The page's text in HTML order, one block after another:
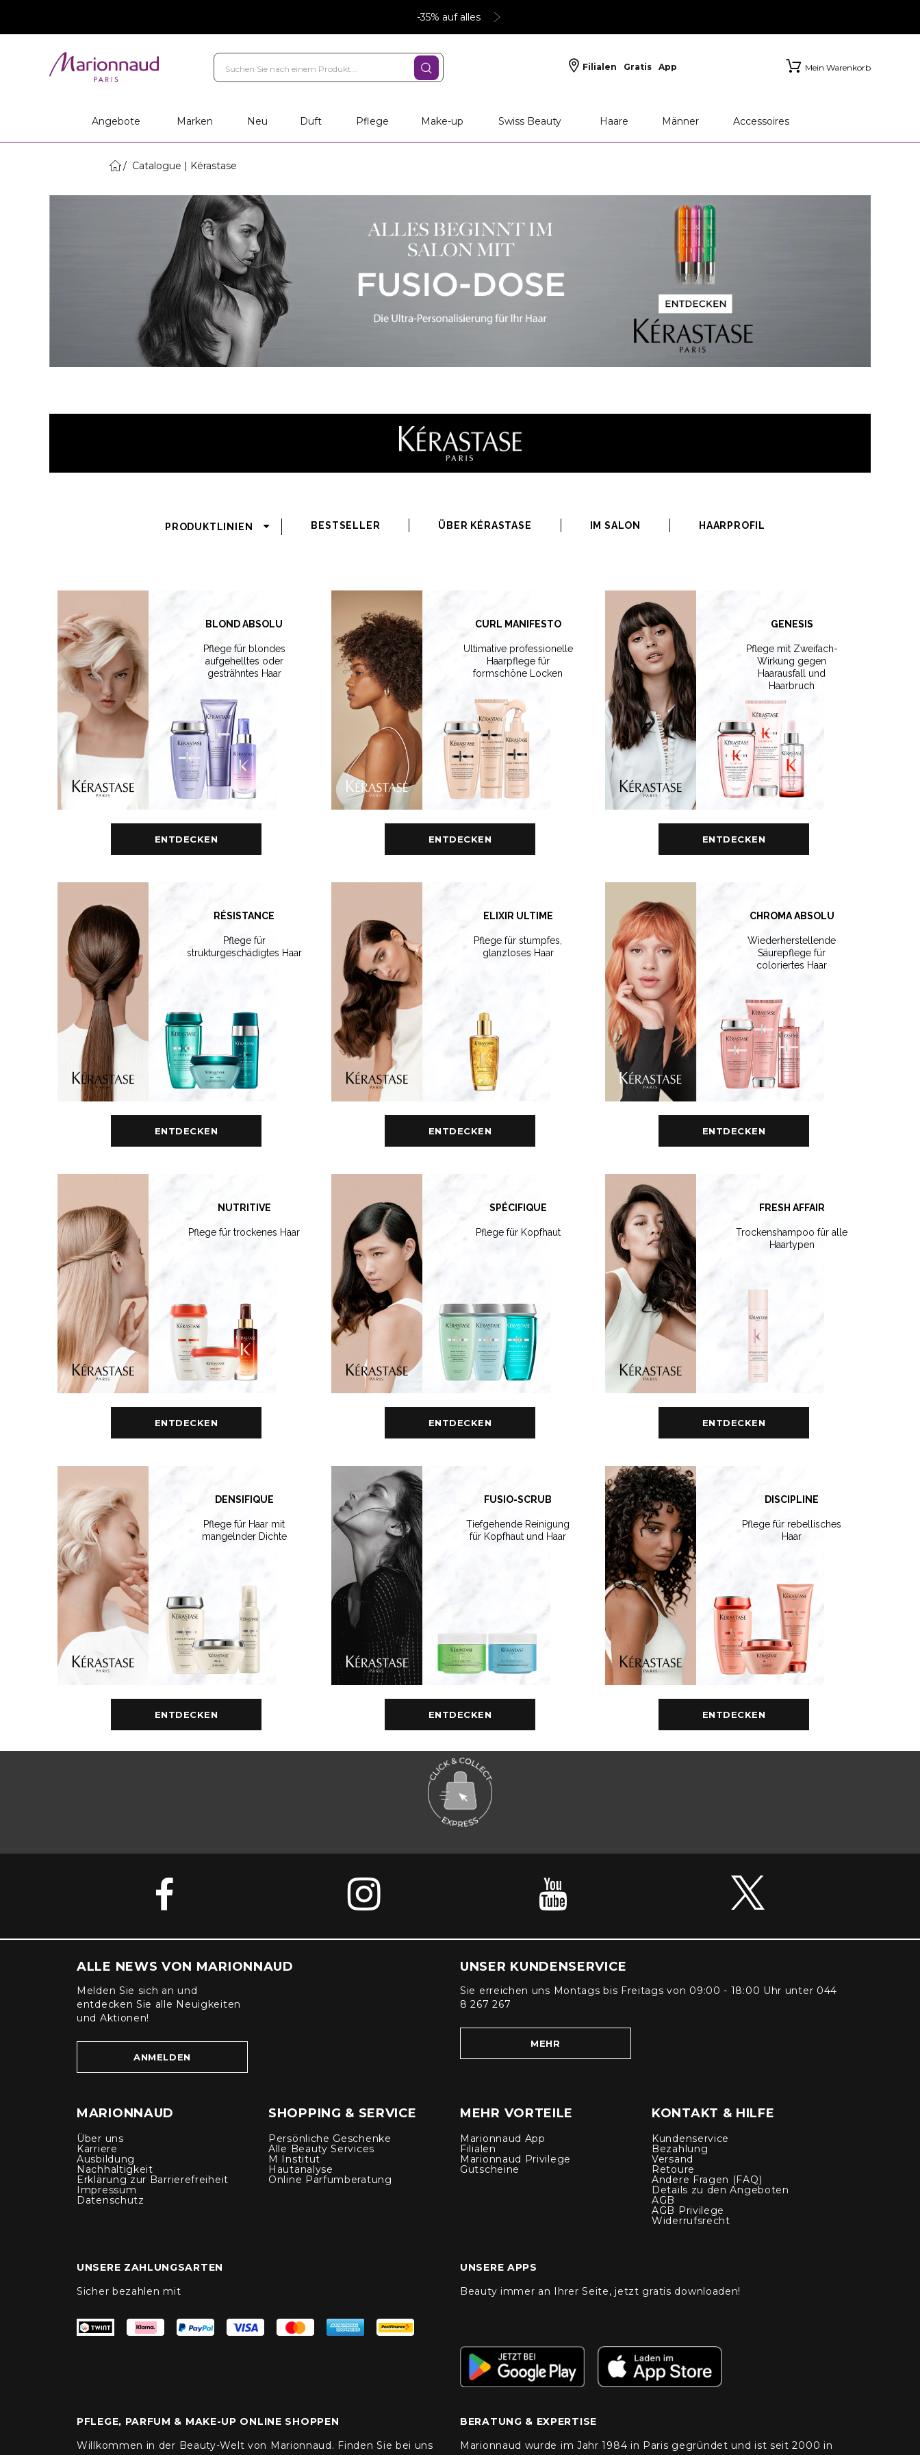
-35% auf alles
Filialen Gratis App Mein Warenkorb
Angebote Marken Neu Duft Pflege Make-up Swiss Beauty Haare Männer Accessoires
Catalogue | Kérastase
PRODUKTLINIEN BESTSELLER ÜBER KÉRASTASE IM SALON HAARPROFIL
BLOND ABSOLU
Pflege für blondes
aufgehelltes oder
gesträhntes Haar
ENTDECKEN
CURL MANIFESTO
Ultimative professionelle
Haarpflege für
formschöne Locken
ENTDECKEN
GENESIS
Pflege mit Zweifach-
Wirkung gegen
Haarausfall und
Haarbruch
ENTDECKEN
RÉSISTANCE
Pflege für
strukturgeschädigtes Haar
ENTDECKEN
ELIXIR ULTIME
Pflege für stumpfes,
glanzloses Haar
ENTDECKEN
CHROMA ABSOLU
Wiederherstellende
Säurepflege für
coloriertes Haar
ENTDECKEN
NUTRITIVE
Pflege für trockenes Haar
ENTDECKEN
SPÉCIFIQUE
Pflege für Kopfhaut
ENTDECKEN
FRESH AFFAIR
Trockenshampoo für alle
Haartypen
ENTDECKEN
DENSIFIQUE
Pflege für Haar mit
mangelnder Dichte
ENTDECKEN
FUSIO-SCRUB
Tiefgehende Reinigung
für Kopfhaut und Haar
ENTDECKEN
DISCIPLINE
Pflege für rebellisches
Haar
ENTDECKEN
ALLE NEWS VON MARIONNAUD
Melden Sie sich an und
entdecken Sie alle Neuigkeiten
und Aktionen!
ANMELDEN
UNSER KUNDENSERVICE
Sie erreichen uns Montags bis Freitags von 09:00 - 18:00 Uhr unter 044
8 267 267
MEHR
MARIONNAUD
Über uns
Karriere
Ausbildung
Nachhaltigkeit
Erklärung zur Barrierefreiheit
Impressum
Datenschutz
SHOPPING & SERVICE
Persönliche Geschenke
Alle Beauty Services
M Institut
Hautanalyse
Online Parfumberatung
MEHR VORTEILE
Marionnaud App
Filialen
Marionnaud Privilege
Gutscheine
KONTAKT & HILFE
Kundenservice
Bezahlung
Versand
Retoure
Andere Fragen (FAQ)
Details zu den Angeboten
AGB
AGB Privilege
Widerrufsrecht
UNSERE ZAHLUNGSARTEN
Sicher bezahlen mit
UNSERE APPS
Beauty immer an Ihrer Seite, jetzt gratis downloaden!
PFLEGE, PARFUM & MAKE-UP ONLINE SHOPPEN
Willkommen in der Beauty-Welt von Marionnaud. Finden Sie bei uns
BERATUNG & EXPERTISE
Marionnaud wurde im Jahr 1984 in Paris gegründet und ist seit 2000 in